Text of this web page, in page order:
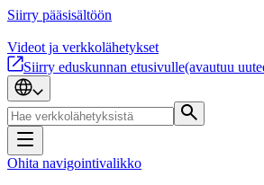
Siirry pääsisältöön
Videot ja verkkolähetykset
Siirry eduskunnan etusivulle(avautuu
Ohita navigointivalikko